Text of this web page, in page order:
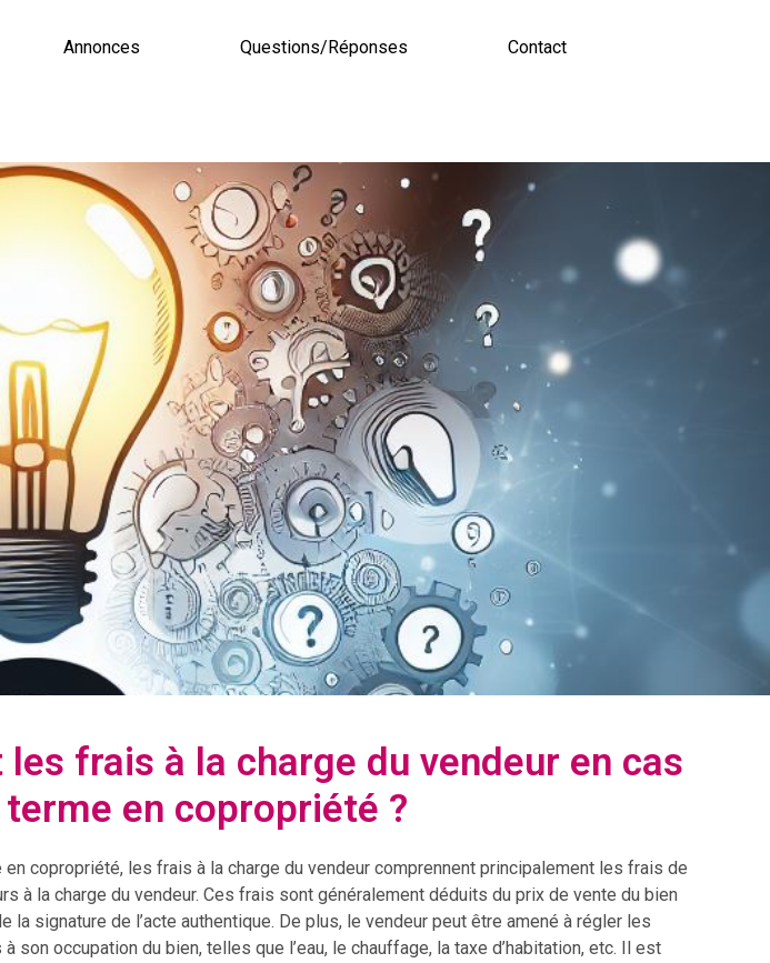
Annonces Questions/Réponses Contact
les frais à la charge du vendeur en cas
en copropriété ?
en copropriété, les frais à la charge du vendeur comprennent principalement les frais de
à la charge du vendeur. Ces frais sont généralement déduits du prix de vente du bien
la signature de l’acte authentique. De plus, le vendeur peut être amené à régler les
son occupation du bien, telles que l’eau, le chauffage, la taxe d’habitation, etc. Il est